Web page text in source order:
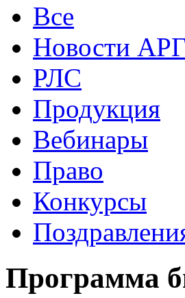
Все
Новости
РЛС
Продукция
Вебинары
Право
Конкурсы
Программа